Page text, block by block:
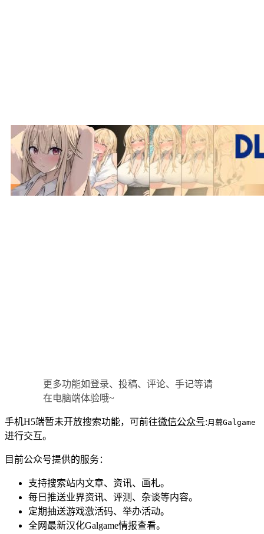
更多功能如登录、投稿、评论、手记等请
在电脑端体验哦~
手机H5端暂未开放搜索功能，可前往微信公众号:月幕Galgame
进行交互。
目前公众号提供的服务：
支持搜索站内文章、资讯、画札。
每日推送业界资讯、评测、杂谈等内容。
定期抽送游戏激活码、举办活动。
全网最新汉化Galgame情报查看。